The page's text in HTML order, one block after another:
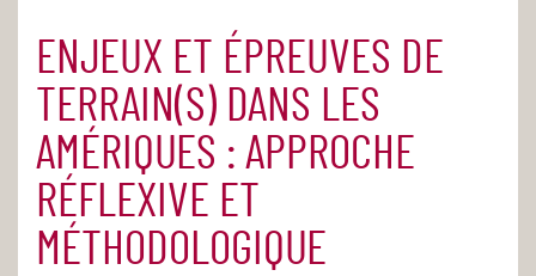
Accueil Agenda
ENJEUX ET ÉPREUVES DE
TERRAIN(S) DANS LES
AMÉRIQUES : APPROCHE
RÉFLEXIVE ET
MÉTHODOLOGIQUE